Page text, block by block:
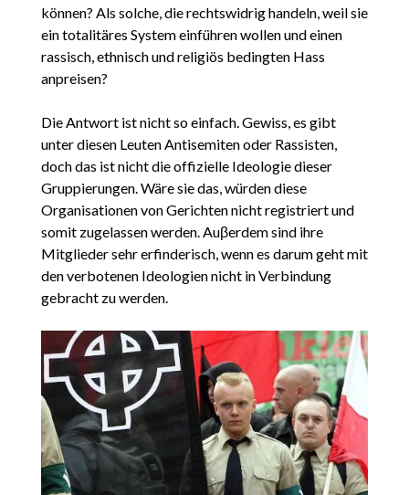
können? Als solche, die rechtswidrig handeln, weil sie
ein totalitäres System einführen wollen und einen
rassisch, ethnisch und religiös bedingten Hass
anpreisen?
Die Antwort ist nicht so einfach. Gewiss, es gibt
unter diesen Leuten Antisemiten oder Rassisten,
doch das ist nicht die offizielle Ideologie dieser
Gruppierungen. Wäre sie das, würden diese
Organisationen von Gerichten nicht registriert und
somit zugelassen werden. Auβerdem sind ihre
Mitglieder sehr erfinderisch, wenn es darum geht mit
den verbotenen Ideologien nicht in Verbindung
gebracht zu werden.